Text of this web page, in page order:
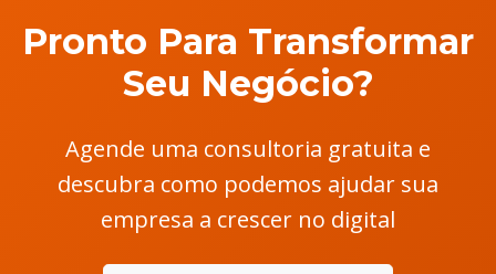
Pronto Para Transformar
Seu Negócio?
Agende uma consultoria gratuita e
descubra como podemos ajudar sua
empresa a crescer no digital